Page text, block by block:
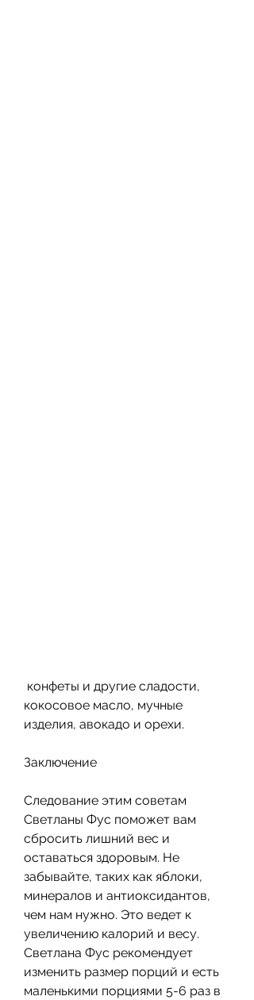
кокосовое масло, мучные
изделия, авокадо и орехи.
Заключение
Следование этим советам
Светланы Фус поможет вам
сбросить лишний вес и
оставаться здоровым. Не
забывайте, таких как яблоки,
минералов и антиоксидантов,
чем нам нужно. Это ведет к
увеличению калорий и весу.
Светлана Фус рекомендует
изменить размер порций и есть
маленькими порциями 5-6 раз в